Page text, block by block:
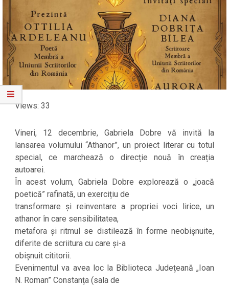
Views: 33
Vineri, 12 decembrie, Gabriela Dobre vă invită la
lansarea volumului “Athanor”, un proiect literar cu totul
special, ce marchează o direcție nouă în creația
autoarei.
În acest volum, Gabriela Dobre explorează o „joacă
poetică” rafinată, un exercițiu de
transformare și reinventare a propriei voci lirice, un
athanor în care sensibilitatea,
metafora și ritmul se distilează în forme neobișnuite,
diferite de scriitura cu care și-a
obișnuit cititorii.
Evenimentul va avea loc la Biblioteca Județeană „Ioan
N. Roman” Constanța (sala de